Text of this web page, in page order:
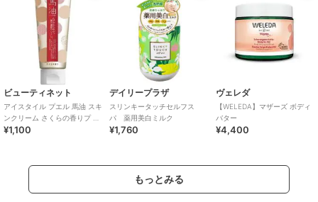
ビューティネット
アイスタイル プエル 馬油 スキ
ンクリーム さくらの香りプ ２
００ｇ
¥1,100
デイリープラザ
スリンキータッチセルフス
パ 薬用美白ミルク
¥1,760
ヴェレダ
【WELEDA】マザーズ ボディ
バター
¥4,400
もっとみる